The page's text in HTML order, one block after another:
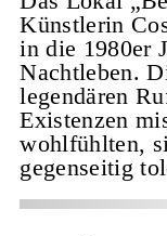
Künstlerin
in die 1980er
Nachtleben.
legendären
Existenzen
wohlfühlten,
gegenseitig